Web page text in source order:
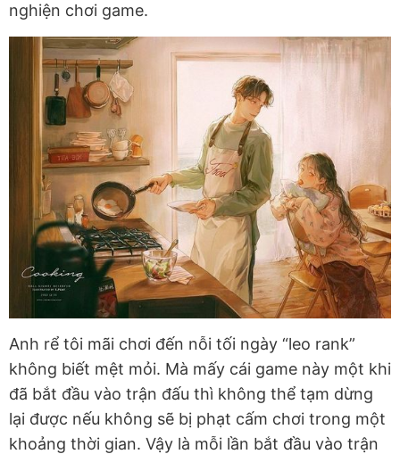
nghiện chơi game.
Anh rể tôi mãi chơi đến nỗi tối ngày “leo rank”
không biết mệt mỏi. Mà mấy cái game này một khi
đã bắt đầu vào trận đấu thì không thể tạm dừng
lại được nếu không sẽ bị phạt cấm chơi trong một
khoảng thời gian. Vậy là mỗi lần bắt đầu vào trận